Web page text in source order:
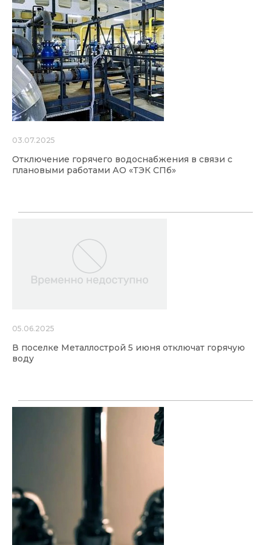
03.07.2025
Отключение горячего водоснабжения в связи с
плановыми работами АО «ТЭК СПб»
05.06.2025
В поселке Металлострой 5 июня отключат горячую
воду